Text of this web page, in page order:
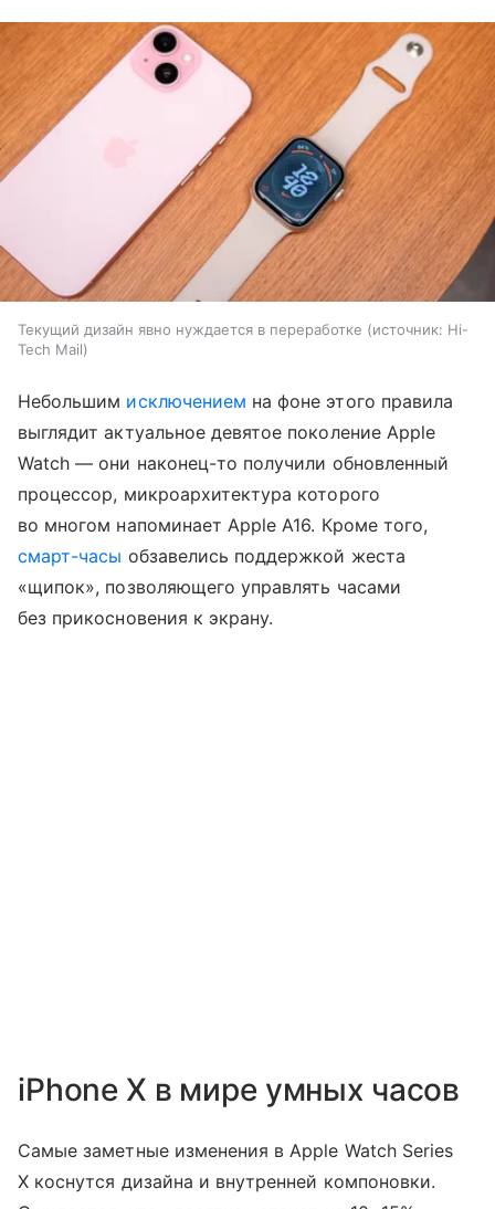
Текущий дизайн явно нуждается в переработке источник: Hi-
Tech Mail
Небольшим исключением на фоне этого правила
выглядит актуальное девятое поколение Apple
Watch — они наконец-то получили обновленный
процессор, микроархитектура которого
во многом напоминает Apple A16. Кроме того,
смарт-часы обзавелись поддержкой жеста
«щипок», позволяющего управлять часами
без прикосновения к экрану.
iPhone X в мире умных часов
Самые заметные изменения в ​​Apple Watch Series
X коснутся дизайна и внутренней компоновки.